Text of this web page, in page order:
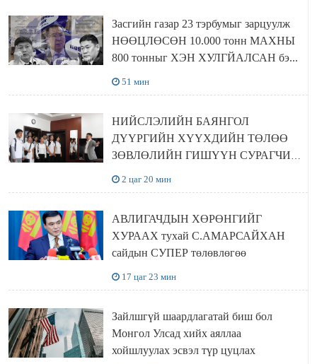
Засгийн газар 23 тэрбумыг зарцуулж
НӨӨЦЛӨСӨН 10.000 тонн МАХНЫ
800 тонныг ХЭН ХУЛГЙАЛСАН бэ...
51 мин
НИЙСЛЭЛИЙН БАЯНГОЛ
ДҮҮРГИЙН ХҮҮХДИЙН ТӨЛӨӨ
ЗӨВЛӨЛИЙН ГИШҮҮН СУРАГЧИД
2 цаг 20 мин
АВЛИГАЧДЫН ХӨРӨНГИЙГ
ХУРААХ тухай С.АМАРСАЙХАН
сайдын СУПЕР төлөвлөгөө
17 цаг 23 мин
Зайлшгүй шаардлагатай биш бол
Монгол Улсад хийх аяллаа
хойшлуулах эсвэл түр цуцлах